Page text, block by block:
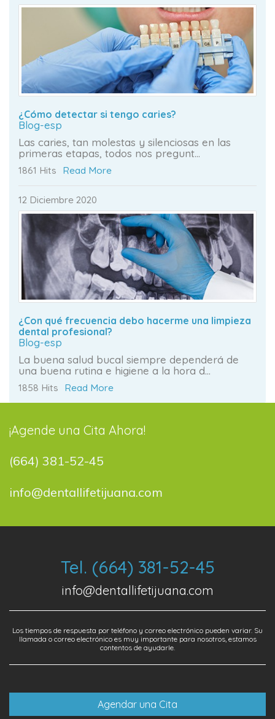
¿Cómo detectar si tengo caries?
Blog-esp
Las caries, tan molestas y silenciosas en las
primeras etapas, todos nos pregunt...
1861 Hits Read More
12 Diciembre 2020
¿Con qué frecuencia debo hacerme una limpieza
dental profesional?
Blog-esp
La buena salud bucal siempre dependerá de
una buena rutina e higiene a la hora d...
1858 Hits Read More
¡Agende una Cita Ahora!
(664) 381-52-45
info@dentallifetijuana.com
Tel. (664) 381-52-45
info@dentallifetijuana.com
Los tiempos de respuesta por teléfono y correo electrónico pueden variar. Su
llamada o correo electrónico es muy importante para nosotros, estamos
contentos de ayudarle.
Agendar una Cita